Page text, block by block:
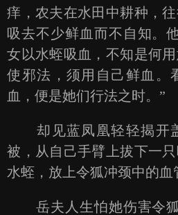
痒，农夫在水田中耕种，
吸去不少鲜血而不自知。
女以水蛭吸血，不知是何
使邪法，须用自己鲜血。
血，便是她们行法之时。”
却见蓝凤凰轻轻揭开
被，从自己手臂上拔下一
水蛭，放上令狐冲颈中的血
岳夫人生怕她伤害令狐